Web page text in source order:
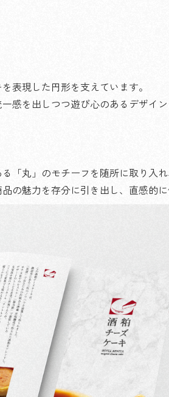
表現した円形を支えています。
感を出しつつ遊び心のあるデザイン
「丸」のモチーフを随所に取り入
の魅力を存分に引き出し、直感的に